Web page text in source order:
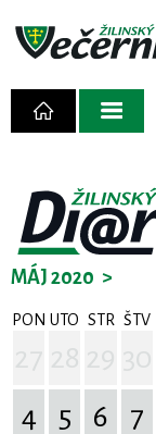
MÁJ 2020 >
PON UTO STR ŠTV
4
5 6 7